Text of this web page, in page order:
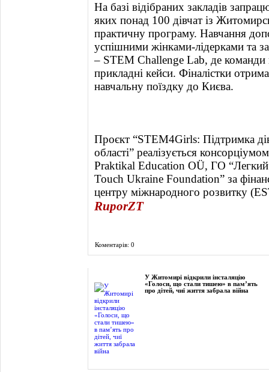
На базі відібраних закладів
яких понад 100 дівчат із
практичну програму. Навчання
успішними жінками-лідерками та
– STEM Challenge Lab, де команди
прикладні кейси. Фіналістки
навчальну поїздку до Києва.
Проєкт “STEM4Girls: Підтримка
області” реалізується
Praktikal Education OÜ, ГО “Легкий
Touch Ukraine Foundation” за
центру міжнародного розвитку
RuporZT
Коментарів: 0
У Житомирі відкрили інсталяцію
«Голоси, що стали тишею» в пам’ять
про дітей, чиї життя забрала війна